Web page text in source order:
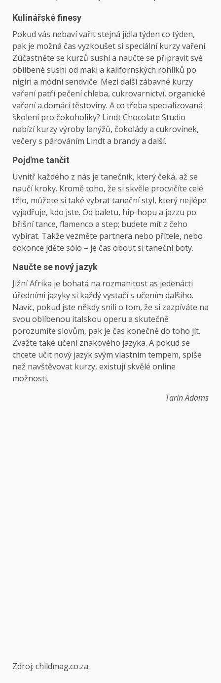
Kulinářské finesy
Pokud vás nebaví vařit stejná jídla týden co týden,
pak je možná čas vyzkoušet si speciální kurzy vaření.
Zúčastněte se kurzů sushi a naučte se připravit své
oblíbené sushi od maki a kalifornských rohlíků po
nigiri a módní sendviče. Mezi další zábavné kurzy
vaření patří pečení chleba, cukrovarnictví, organické
vaření a domácí těstoviny. A co třeba specializovaná
školení pro čokoholiky? Lindt Chocolate Studio
nabízí kurzy výroby lanýžů, čokolády a cukrovinek,
večery s párováním Lindt a brandy a další.
Pojďme tančit
Uvnitř každého z nás je tanečník, který čeká, až se
naučí kroky. Kromě toho, že si skvěle procvičíte celé
tělo, můžete si také vybrat taneční styl, který nejlépe
vyjadřuje, kdo jste. Od baletu, hip-hopu a jazzu po
břišní tance, flamenco a step; budete mít z čeho
vybírat. Takže vezměte partnera nebo přítele, nebo
dokonce jděte sólo – je čas obout si taneční boty.
Naučte se nový jazyk
Jižní Afrika je bohatá na rozmanitost as jedenácti
úředními jazyky si každý vystačí s učením dalšího.
Navíc, pokud jste někdy snili o tom, že si zazpíváte na
svou oblíbenou italskou operu a skutečně
porozumíte slovům, pak je čas konečně do toho jít.
Zvažte také učení znakového jazyka. A pokud se
chcete učit nový jazyk svým vlastním tempem, spíše
než navštěvovat kurzy, existují skvělé online
možnosti.
Tarin Adams
Zdroj: childmag.co.za